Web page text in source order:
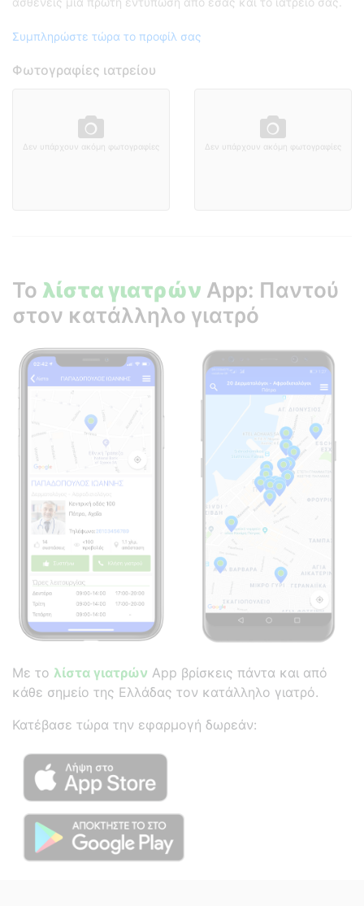
Συμπληρώστε τώρα το προφίλ σας
Φωτογραφίες ιατρείου
Δεν υπάρχουν ακόμη φωτογραφίες Δεν υπάρχουν ακόμη φωτογραφίες
Το λίστα γιατρών App: Παντού
στον κατάλληλο γιατρό
Με το λίστα γιατρών App βρίσκεις πάντα και από
κάθε σημείο της Ελλάδας τον κατάλληλο γιατρό.
Κατέβασε τώρα την εφαρμογή δωρεάν: